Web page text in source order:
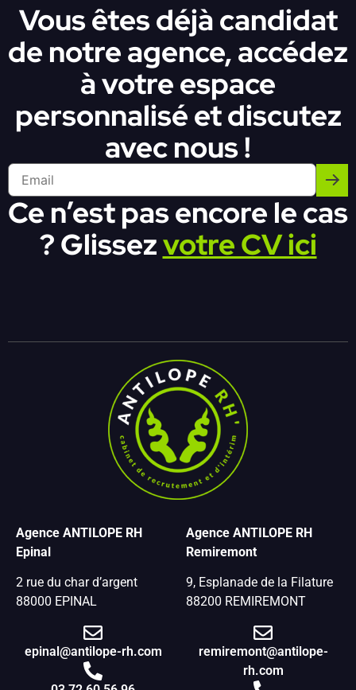
Vous êtes déjà candidat
de notre agence, accédez
à votre espace
personnalisé et discutez
avec nous !
Ce n’est pas encore le cas
? Glissezvotre CV ici
Agence ANTILOPE RH
Epinal
2 rue du char d’argent
88000 EPINAL
epinal@antilope-rh.com
Agence ANTILOPE RH
Remiremont
9, Esplanade de la Filature
88200 REMIREMONT
remiremont@antilope-
rh.com